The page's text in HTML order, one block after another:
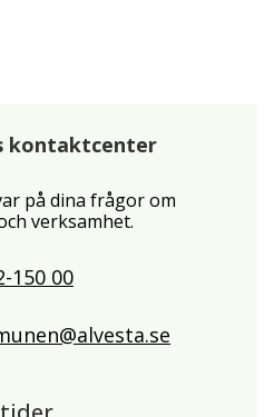
kontaktcenter
på dina frågor om
verksamhet.
150 00